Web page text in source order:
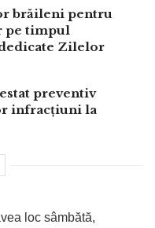
brăileni pentru
pe timpul
Zilelor
preventiv
infracțiuni la
loc sâmbătă,